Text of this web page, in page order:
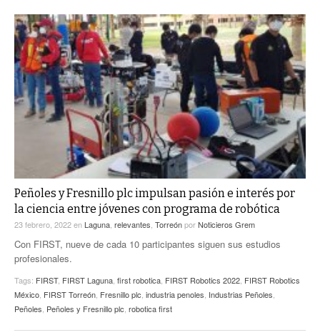
Peñoles y Fresnillo plc impulsan pasión e interés por
la ciencia entre jóvenes con programa de robótica
23 febrero, 2022en Laguna, relevantes, TorreónporNoticieros Grem
Con FIRST, nueve de cada 10 participantes siguen sus estudios
profesionales.
Tags: FIRST, FIRST Laguna, first robotica, FIRST Robotics 2022, FIRST Robotics
México, FIRST Torreón, Fresnillo plc, industria penoles, Industrias Peñoles,
Peñoles, Peñoles y Fresnillo plc, robotica first